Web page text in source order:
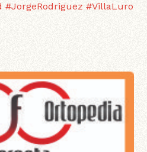
#JorgeRodriguez #VillaLuro